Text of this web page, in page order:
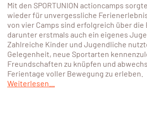
Mit den SPORTUNION actioncamps
wieder für unvergessliche
von vier Camps sind erfolgreich über die
darunter erstmals auch ein eigenes
Zahlreiche Kinder und Jugendliche
Gelegenheit, neue Sportarten
Freundschaften zu knüpfen und
Ferientage voller Bewegung zu erleben.
Weiterlesen...